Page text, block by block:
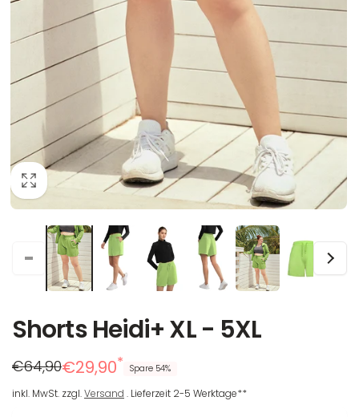
Shorts Heidi+ XL - 5XL
Regulärer
Preis
€64,90
Reduzierter
Preis
€29,90* Spare 54%
inkl. MwSt. zzgl.Versand . Lieferzeit 2-5 Werktage**